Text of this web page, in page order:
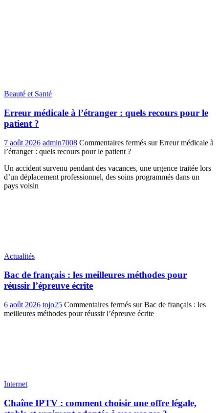
Beauté et Santé
Erreur médicale à l’étranger : quels recours pour le
patient ?
7 août 2026 admin7008 Commentaires fermés sur Erreur médicale à
l’étranger : quels recours pour le patient ?
Un accident survenu pendant des vacances, une urgence traitée lors
d’un déplacement professionnel, des soins programmés dans un
pays voisin
Actualités
Bac de français : les meilleures méthodes pour
réussir l’épreuve écrite
6 août 2026 tojo25 Commentaires fermés sur Bac de français : les
meilleures méthodes pour réussir l’épreuve écrite
Internet
Chaîne IPTV : comment choisir une offre légale,